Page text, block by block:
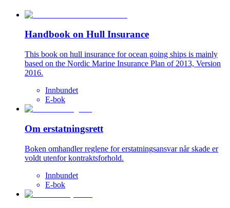
Handbook on Hull Insurance
This book on hull insurance for ocean going ships is mainly
based on the Nordic Marine Insurance Plan of 2013, Version
2016.
Innbundet
E-bok
Om erstatningsrett
Boken omhandler reglene for erstatningsansvar når skade er
voldt utenfor kontraktsforhold.
Innbundet
E-bok